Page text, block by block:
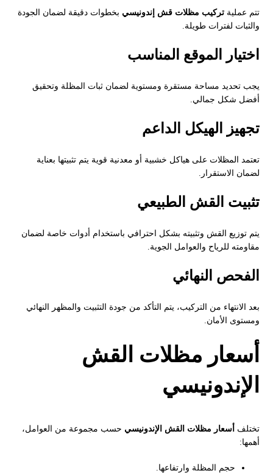
تتم عمليةتركيب مظلات قش إندونيسي بخطوات دقيقة لضمان الجودة
والثبات لفترات طويلة.
اختيار الموقع المناسب
يجب تحديد مساحة مستقرة ومستوية لضمان ثبات المظلة وتحقيق
أفضل شكل جمالي.
تجهيز الهيكل الداعم
تعتمد المظلات على هياكل خشبية أو معدنية قوية يتم تثبيتها بعناية
لضمان الاستقرار.
تثبيت القش الطبيعي
يتم توزيع القش وتثبيته بشكل احترافي باستخدام أدوات خاصة لضمان
مقاومته للرياح والعوامل الجوية.
الفحص النهائي
بعد الانتهاء من التركيب، يتم التأكد من جودة التثبيت والمظهر النهائي
ومستوى الأمان.
أسعار مظلات القش
الإندونيسي
تختلف أسعار مظلات القش الإندونيسي حسب مجموعة من العوامل،
أهمها:
حجم المظلة وارتفاعها.